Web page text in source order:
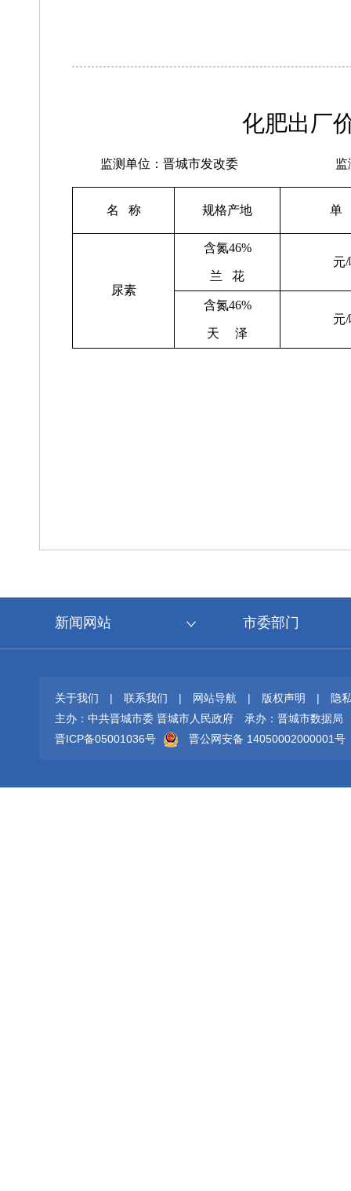
化肥出厂价
监测单位：晋城市发改委 监
名 称 规格产地 单
尿素
含氮46%
兰 花
元/
含氮46%
天 泽
元/
新闻网站 市委部门
关于我们 | 联系我们 | 网站导航 | 版权声明 |
隐
主办：中共晋城市委 晋城市人民政府
承办：晋城市数据局
晋ICP备05001036号
晋公网安备 14050002000001号